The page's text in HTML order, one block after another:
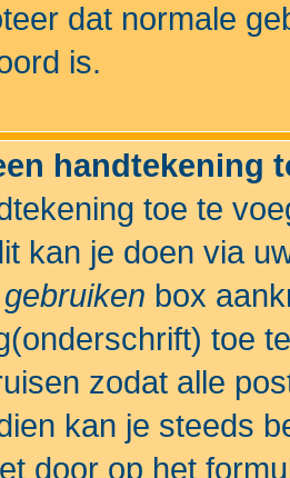
dat normale
is.
handtekening
toe te
kan je doen via
box
toe
zodat alle
kan je steeds
door op het